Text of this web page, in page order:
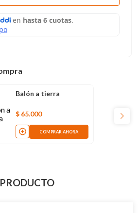
Balón a tierra
$ 65.000
COMPRAR AHORA